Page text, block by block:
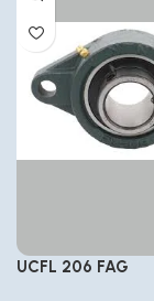
UCFL 206 FAG